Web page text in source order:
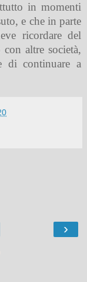
in momenti
e che in parte
ricordare del
altre società,
di continuare a
›